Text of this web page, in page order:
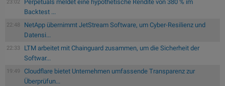
23:02
Perpetuals meldet eine hypothetische Rendite von 380 % im
Backtest ...
22:48
NetApp übernimmt JetStream Software, um Cyber-Resilienz und
Datensi...
22:33
LTM arbeitet mit Chainguard zusammen, um die Sicherheit der
Softwar...
19:49
Cloudflare bietet Unternehmen umfassende Transparenz zur
Überprüfun...